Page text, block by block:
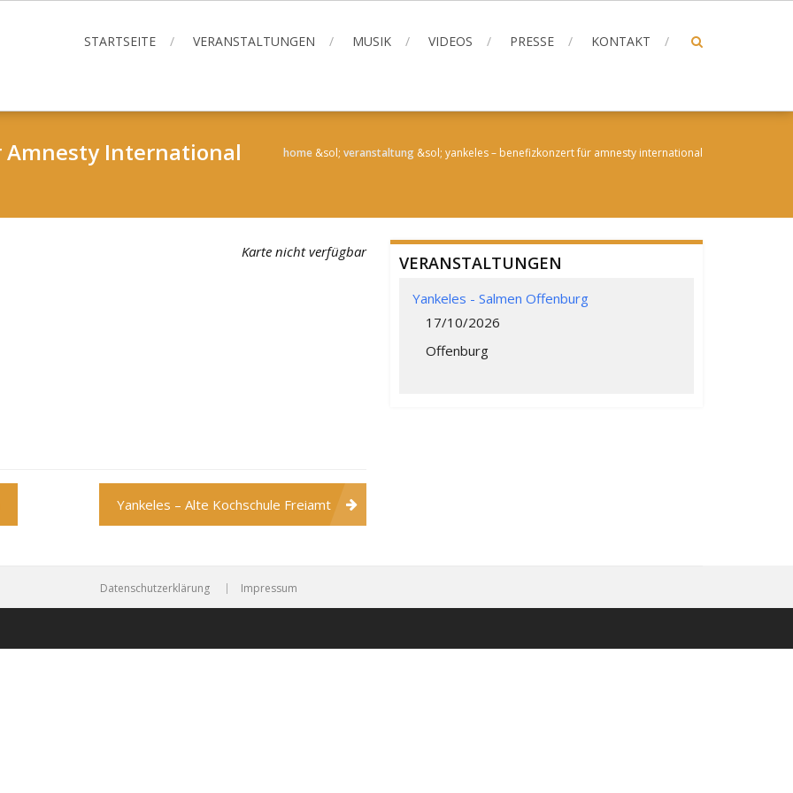
STARTSEITE VERANSTALTUNGEN MUSIK VIDEOS PRESSE KONTAKT
Amnesty International home &sol; veranstaltung &sol; yankeles – benefizkonzert für amnesty international
Karte nicht verfügbar
Yankeles – Alte Kochschule Freiamt
VERANSTALTUNGEN
Yankeles - Salmen Offenburg
17/10/2026
Offenburg
Datenschutzerklärung Impressum